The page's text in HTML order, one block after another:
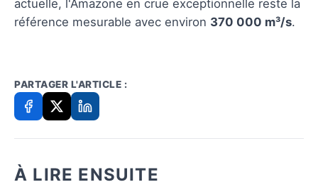
actuelle, l'Amazone en crue exceptionnelle reste la
référence mesurable avec environ 370 000 m³/s.
PARTAGER L'ARTICLE :
À LIRE ENSUITE